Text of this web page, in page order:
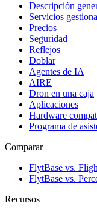
Descripción
Servicios
Precios
Seguridad
Reflejos
Doblar
Agentes de IA
AIRE
Dron en una caja
Aplicaciones
Hardware
Programa de
Comparar
FlytBase vs.
FlytBase vs.
Recursos